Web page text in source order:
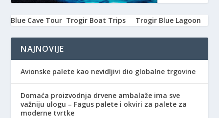
Blue Cave Tour Trogir Boat Trips Trogir Blue Lagoon
NAJNOVIJE
Avionske palete kao nevidljivi dio globalne trgovine
Domaća proizvodnja drvene ambalaže ima sve
važniju ulogu – Fagus palete i okviri za palete za
moderne tvrtke